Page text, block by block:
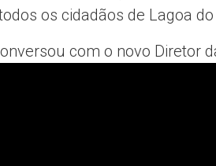
os cidadãos de Lagoa do
com o novo Diretor